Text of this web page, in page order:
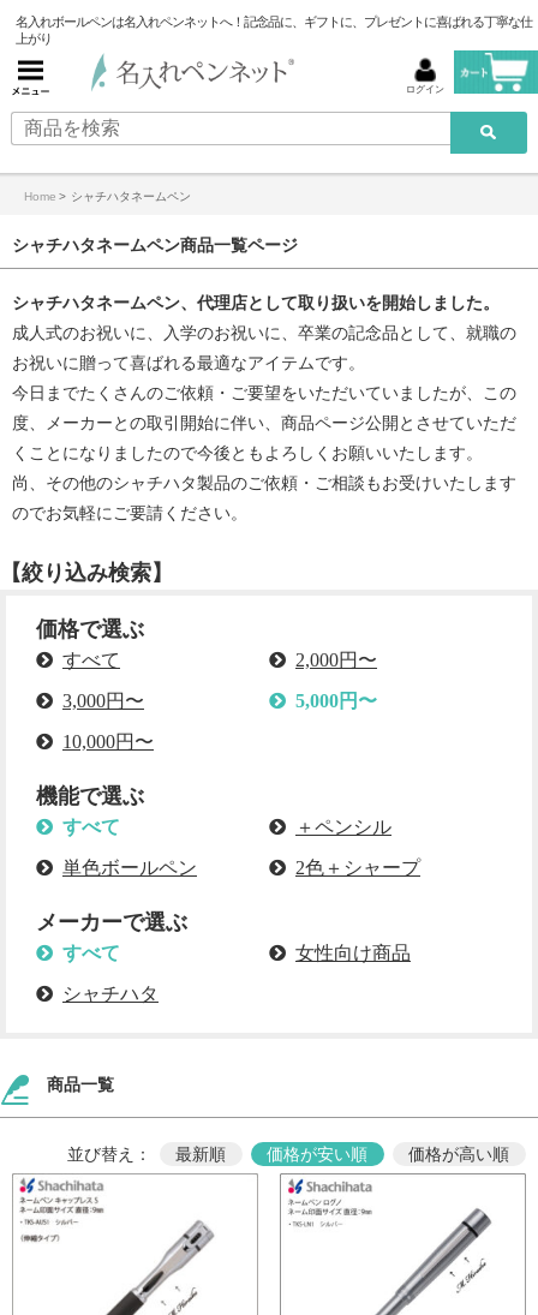
名入れボールペンは名入れペンネットへ！記念品に、ギフトに、プレゼントに喜ばれる丁寧な仕
上がり
ログイン
Home > シャチハタネームペン
シャチハタネームペン商品一覧ページ
シャチハタネームペン、代理店として取り扱いを開始しました。
成人式のお祝いに、入学のお祝いに、卒業の記念品として、就職の
お祝いに贈って喜ばれる最適なアイテムです。
今日までたくさんのご依頼・ご要望をいただいていましたが、この
度、メーカーとの取引開始に伴い、商品ページ公開とさせていただ
くことになりましたので今後ともよろしくお願いいたします。
尚、その他のシャチハタ製品のご依頼・ご相談もお受けいたします
のでお気軽にご要請ください。
【絞り込み検索】
価格で選ぶ
すべて
2,000円〜
3,000円〜
5,000円〜
10,000円〜
機能で選ぶ
すべて
＋ペンシル
単色ボールペン
2色＋シャープ
メーカーで選ぶ
すべて
女性向け商品
シャチハタ
商品一覧
並び替え： 最新順 価格が安い順 価格が高い順